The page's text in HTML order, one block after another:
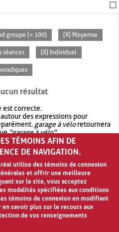
groupe (> 100) (X) Moyenne
séances (X) Individuel
résultat
est correcte.
des expressions pour
garage à véloretournera
"garage à vélo".
avec OR.garage OR vélo
résultat quegarage à vélo
TÉMOINS AFIN DE
DE NAVIGATION.
utilise des témoins de connexion
et offrir une meilleure
sur le site, vous acceptez
modalités spécifiées aux conditions
témoins de connexion en modifiant
savoir plus sur le recours aux
de vos renseignements